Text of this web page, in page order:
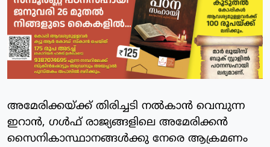
അമേരിക്കയ്ക്ക് തിരിച്ചടി നൽകാൻ വെമ്പുന്ന
ഇറാൻ, ഗൾഫ് രാജ്യങ്ങളിലെ അമേരിക്കൻ
സൈനികാസ്ഥാനങ്ങൾക്കു നേരെ ആക്രമണം